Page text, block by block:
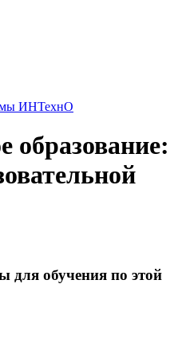
ИНТехнО
образование:
для обучения по этой